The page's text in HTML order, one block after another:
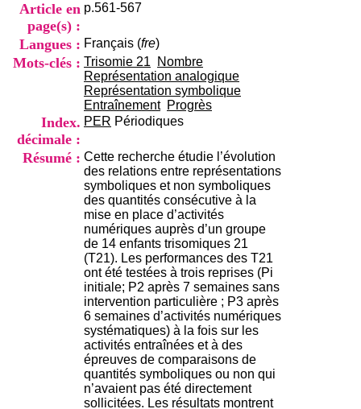
Article en
page(s) :
p.561-567
Langues : Français (fre)
Mots-clés : Trisomie 21
Nombre
Représentation analogique
Représentation symbolique
Entraînement Progrès
Index.
décimale :
PER Périodiques
Résumé : Cette recherche étudie l’évolution
des relations entre représentations
symboliques et non symboliques
des quantités consécutive à la
mise en place d’activités
numériques auprès d’un groupe
de 14 enfants trisomiques 21
(T21). Les performances des T21
ont été testées à trois reprises (Pi
initiale; P2 après 7 semaines sans
intervention particulière ; P3 après
6 semaines d’activités numériques
systématiques) à la fois sur les
activités entraînées et à des
épreuves de comparaisons de
quantités symboliques ou non qui
n’avaient pas été directement
sollicitées. Les résultats montrent
i
n
d
u
C
R
A
R
ô
n
e
-
A
l
p
e
s
C
e
n
t
r
e
H
o
s